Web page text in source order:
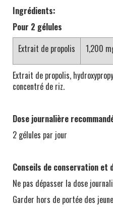
Ingrédients:
Pour 2 gélules
Extrait de propolis
1,200
Extrait de propolis,
concentré de riz.
Dose journalière
2 gélules par jour
Conseils de conservation et
Ne pas dépasser la dose
Garder hors de portée des